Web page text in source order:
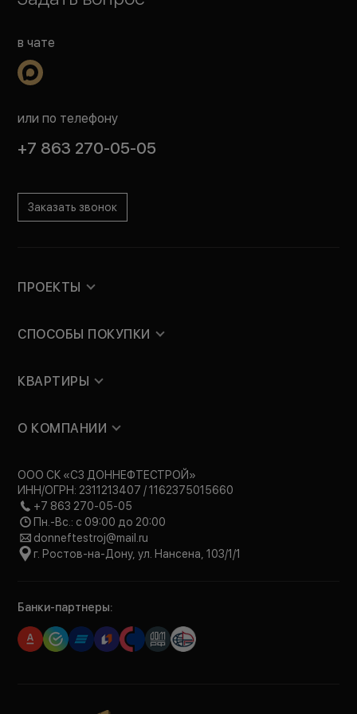
в чате
или по телефону
+7 863 270-05-05
Заказать звонок
ПРОЕКТЫ
СПОСОБЫ ПОКУПКИ
КВАРТИРЫ
О КОМПАНИИ
ООО СК «СЗ ДОННЕФТЕСТРОЙ»
ИНН/ОГРН: 2311213407 / 1162375015660
+7 863 270-05-05
Пн.-Вс.: с 09:00 до 20:00
donneftestroj@mail.ru
г. Ростов-на-Дону, ул. Нансена, 103/1/1
Банки-партнеры: